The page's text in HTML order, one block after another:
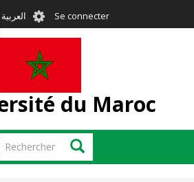
العربية User
account
menu
Se connecter
du Maroc
Rechercher